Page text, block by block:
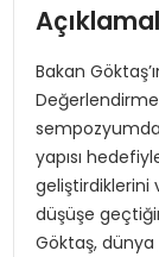
SPOR
SAĞLIK
MAGAZIN
YAŞAM
Bakan
yapısı
geliştirdiklerini
düşüşe
Göktaş, dünya